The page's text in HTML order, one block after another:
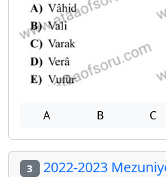
A B C
3 2022-2023